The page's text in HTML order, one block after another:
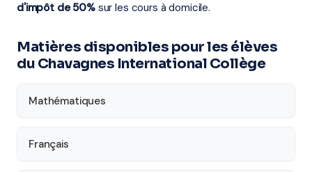
d'impôt de 50%sur les cours à domicile.
Matières disponibles pour les élèves
du Chavagnes International Collège
Mathématiques
Français